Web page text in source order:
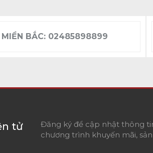
MIỀN BẮC: 02485898899
tử
Đăng ký để cập nhật thông
chương trình khuyến mãi,